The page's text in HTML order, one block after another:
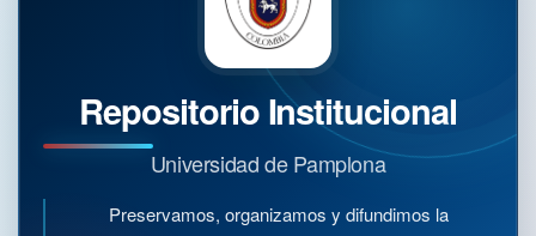
Repositorio Institucional
Universidad de Pamplona
Preservamos, organizamos y difundimos la